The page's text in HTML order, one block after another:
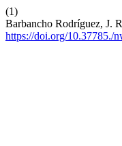
(1)
Barbancho Rodríguez, J.
https://doi.org/10.37785./